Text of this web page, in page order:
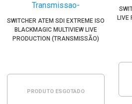
SWITCHER ATEM SDI EXTREME ISO
BLACKMAGIC MULTIVIEW LIVE
PRODUCTION (TRANSMISSÃO)
PRODUTO ESGOTADO
LIVE